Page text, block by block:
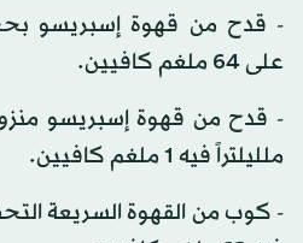
على 64 ملغم كافيين.
ملليلتراً فيه 1 ملغم كافيين.